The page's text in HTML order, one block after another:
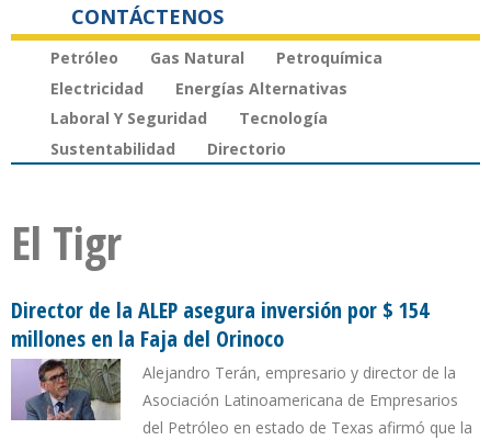
CONTÁCTENOS
Petróleo Gas Natural
Petroquímica
Electricidad
Energías Alternativas
Laboral Y Seguridad
Tecnología
Sustentabilidad
Directorio
El Tigr
Director de la ALEP asegura inversión por $ 154
millones en la Faja del Orinoco
Alejandro Terán, empresario y director de la
Asociación Latinoamericana de Empresarios
del Petróleo en estado de Texas afirmó que la